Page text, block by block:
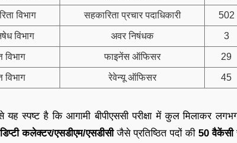
विभाग सहकारिता प्रचार पदाधिकारी 502
विभाग अवर निषंधक 3
विभाग फाइनेंस ऑफिसर 29
विभाग रेवेन्यू ऑफिसर 45
स्पष्ट है कि आगामी बीपीएससी परीक्षा में कुल मिलाकर
डिप्टी कलेक्टर/एसडीएम/एसडीसीजैसे प्रतिष्ठित पदों की 50वैकेंसी